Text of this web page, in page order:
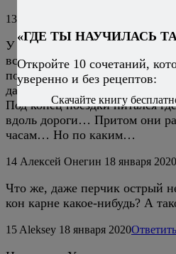
13
У мексиканцев еда обычная.
всегда подают соусы, а они
по поводу салата, в Мексике
даже к такосам подают.
Под конец поездки питался
вдоль дороги… Притом они
часам… Но по каким…
14 Алексей Онегин 18 января 2020
Что же, даже перчик острый
кон карне какое-нибудь? А
15 Aleksey 18 января 2020Ответить
«ГДЕ ТЫ НАУЧИЛАСЬ
Откройте 10 сочетаний,
уверенно и без рецептов:
Скачайте книгу